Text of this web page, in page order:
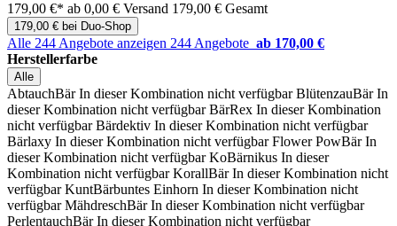
179,00 €* ab 0,00 € Versand 179,00 € Gesamt
179,00 € bei Duo-Shop
Alle 244 Angebote anzeigen 244 Angebote ab 170,00 €
Herstellerfarbe
Alle
AbtauchBär In dieser Kombination nicht verfügbar BlütenzauBär In
dieser Kombination nicht verfügbar BärRex In dieser Kombination
nicht verfügbar Bärdektiv In dieser Kombination nicht verfügbar
Bärlaxy In dieser Kombination nicht verfügbar Flower PowBär In
dieser Kombination nicht verfügbar KoBärnikus In dieser
Kombination nicht verfügbar KorallBär In dieser Kombination nicht
verfügbar KuntBärbuntes Einhorn In dieser Kombination nicht
verfügbar MähdreschBär In dieser Kombination nicht verfügbar
PerlentauchBär In dieser Kombination nicht verfügbar